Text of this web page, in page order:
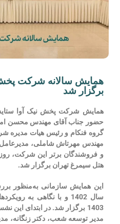
همایش سالانه شرکت
برگزار شد
همایش شرکت پخش نیک آوا
حضور جناب آقای مهندس محسن
گروه فنکام و رئیس هیات مدیره
مهندس مهرتاش شاملی،
و فروشندگان برتر این شرکت،
هتل سیمرغ تهران برگزار شد.
این همایش سازمانی به‌منظور
سال 1402 و با نگاهی به
1403 برگزار شد. در ابتدای
مدیر توسعه شعب، دکتر زنگانه،